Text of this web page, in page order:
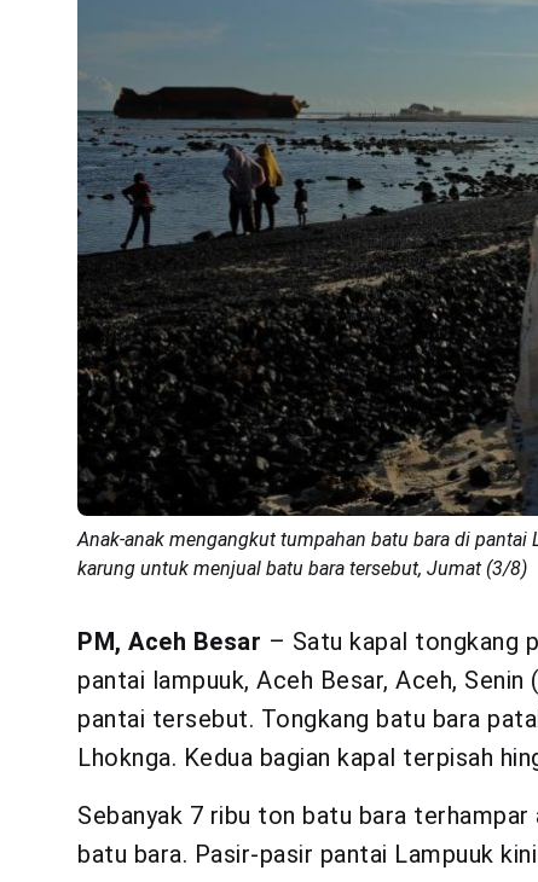
Anak-anak mengangkut tumpahan batu bara di pantai
karung untuk menjual batu bara tersebut, Jumat (3/8)
PM, Aceh Besar – Satu kapal tongkang
pantai lampuuk, Aceh Besar, Aceh,
pantai tersebut. Tongkang batu bara
Lhoknga. Kedua bagian kapal terpisah
Sebanyak 7 ribu ton batu bara
batu bara. Pasir-pasir pantai Lampuuk